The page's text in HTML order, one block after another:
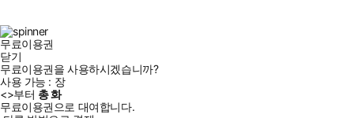
무료이용권
닫기
무료이용권을 사용하시겠습니까?
사용 가능 : 장
<>부터 총화
무료이용권으로 대여합니다.